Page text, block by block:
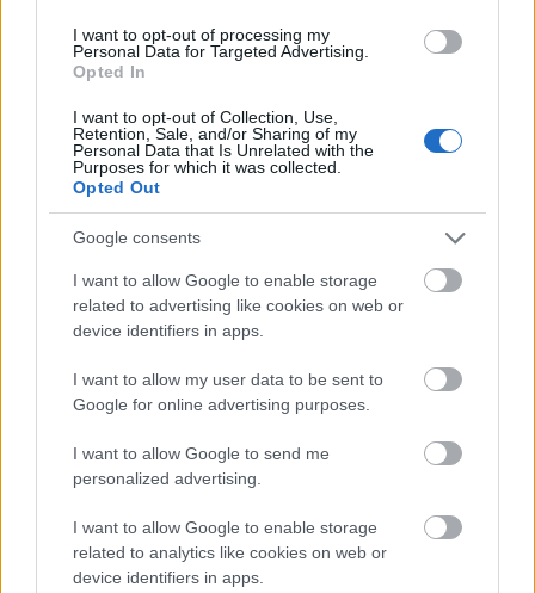
I want to opt-out of processing my
Personal Data for Targeted Advertising.
Opted In
I want to opt-out of Collection, Use,
Retention, Sale, and/or Sharing of my
Personal Data that Is Unrelated with the
Purposes for which it was collected.
Opted Out
Google consents
I want to allow Google to enable storage
related to advertising like cookies on web or
device identifiers in apps.
I want to allow my user data to be sent to
Google for online advertising purposes.
I want to allow Google to send me
personalized advertising.
I want to allow Google to enable storage
related to analytics like cookies on web or
device identifiers in apps.
Για το ειδικό χωροταξικό των ΑΠΕ, είπε ότι «το
ολοκληρώνουμε και θα παρουσιαστεί τις
επόμενες εβδομάδες. [. . .] Προσπαθούμε τώρα
να οργανώσουμε το χώρο, το πού θα μπορούμε
να έχουμε ΑΠΕ, και γιατί, με ποια λογική, και να